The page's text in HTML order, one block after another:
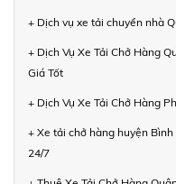
+ Dịch vụ xe tải chuyển nhà
+ Dịch Vụ Xe Tải Chở Hàng
Giá Tốt
+ Dịch Vụ Xe Tải Chở Hàng
+ Xe tải chở hàng huyện
24/7